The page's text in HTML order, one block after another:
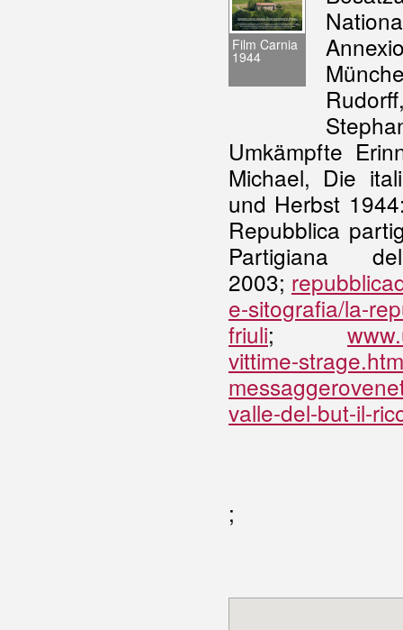
Film Carnia
1944
Umkämpfte
Michael, Die
und Herbst
Repubblica
Partigiana
2003;
e-sitografia/la-
friuli;
vittime-
valle-del-but-il-
;